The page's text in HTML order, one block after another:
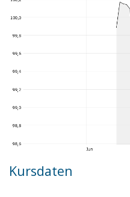
Kursdaten